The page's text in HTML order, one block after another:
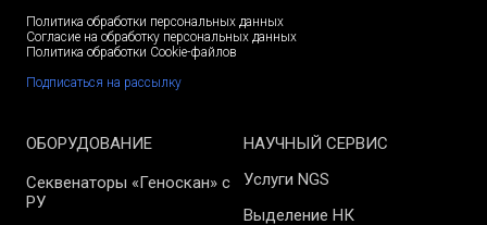
Политика обработки персональных данных
Согласие на обработку персональных данных
Политика обработки Cookie-файлов
Подписаться на рассылку
ОБОРУДОВАНИЕ
Секвенаторы «Геноскан» с
РУ
НАУЧНЫЙ СЕРВИС
Услуги NGS
Выделение НК